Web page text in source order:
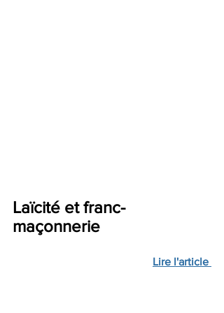
Laïcité et franc-
maçonnerie
Lire l'article